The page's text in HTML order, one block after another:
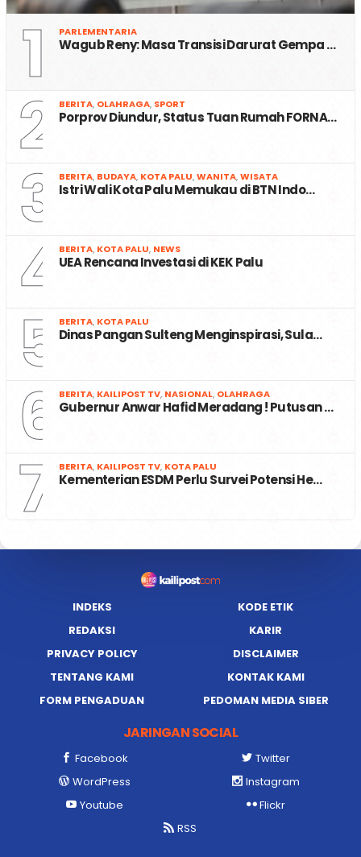
1 PARLEMENTARIA
Wagub Reny: Masa Transisi Darurat Gempa …
2 BERITA, OLAHRAGA, SPORT
Porprov Diundur, Status Tuan Rumah FORNA…
3 BERITA, BUDAYA, KOTA PALU,WANITA,WISATA
Istri Wali Kota Palu Memukau di BTN Indo…
4 BERITA, KOTA PALU, NEWS
UEA Rencana Investasi di KEK Palu
5 BERITA, KOTA PALU
Dinas Pangan Sulteng Menginspirasi, Sula…
6 BERITA, KAILIPOST TV, NASIONAL, OLAHRAGA
Gubernur Anwar Hafid Meradang ! Putusan …
7 BERITA, KAILIPOST TV, KOTA PALU
Kementerian ESDM Perlu Survei Potensi He…
INDEKS
KODE ETIK
REDAKSI
KARIR
PRIVACY POLICY
DISCLAIMER
TENTANG KAMI
KONTAK KAMI
FORM PENGADUAN
PEDOMAN MEDIA SIBER
JARINGAN SOCIAL
Facebook
Twitter
WordPress
Instagram
Youtube
Flickr
RSS